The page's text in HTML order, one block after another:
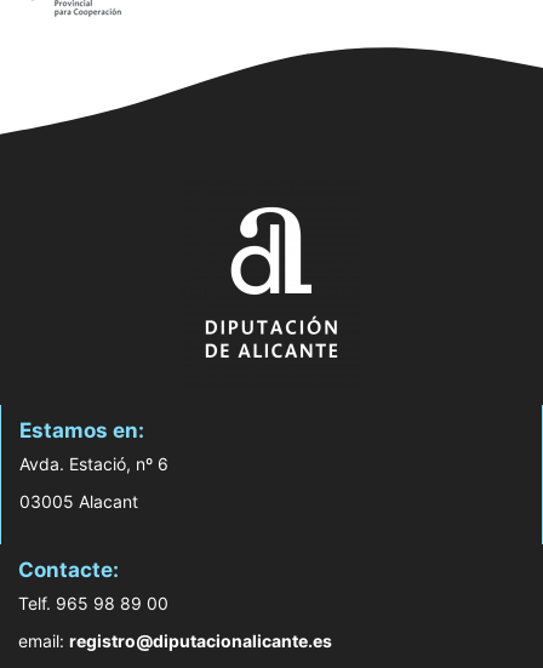
Estamos en:
Avda. Estació, nº 6
03005 Alacant
Contacte:
Telf. 965 98 89 00
email: registro@diputacionalicante.es